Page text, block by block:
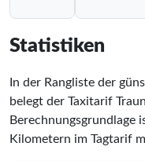
Statistiken
In der Rangliste der
belegt der Taxitarif
Berechnungsgrundlage
Kilometern im Tagtarif